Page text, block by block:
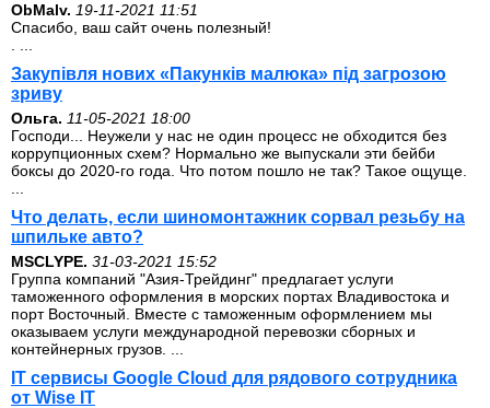
ОbMalv. 19-11-2021 11:51
Спасибо, ваш сайт очень полезный!
Закупівля нових «Пакунків малюка» під загрозою
зриву
Ольга. 11-05-2021 18:00
Господи... Неужели у нас не один процесс не обходится без
коррупционных схем? Нормально же выпускали эти бейби
боксы до 2020-го года. Что потом пошло не так? Такое ощуще.
Что делать, если шиномонтажник сорвал резьбу на
шпильке авто?
MSCLYPE. 31-03-2021 15:52
Группа компаний "Азия-Трейдинг" предлагает услуги
таможенного оформления в морских портах Владивостока и
порт Восточный. Вместе с таможенным оформлением мы
оказываем услуги международной перевозки сборных и
контейнерных грузов. ...
IT сервисы Google Cloud для рядового сотрудника
от Wise IT